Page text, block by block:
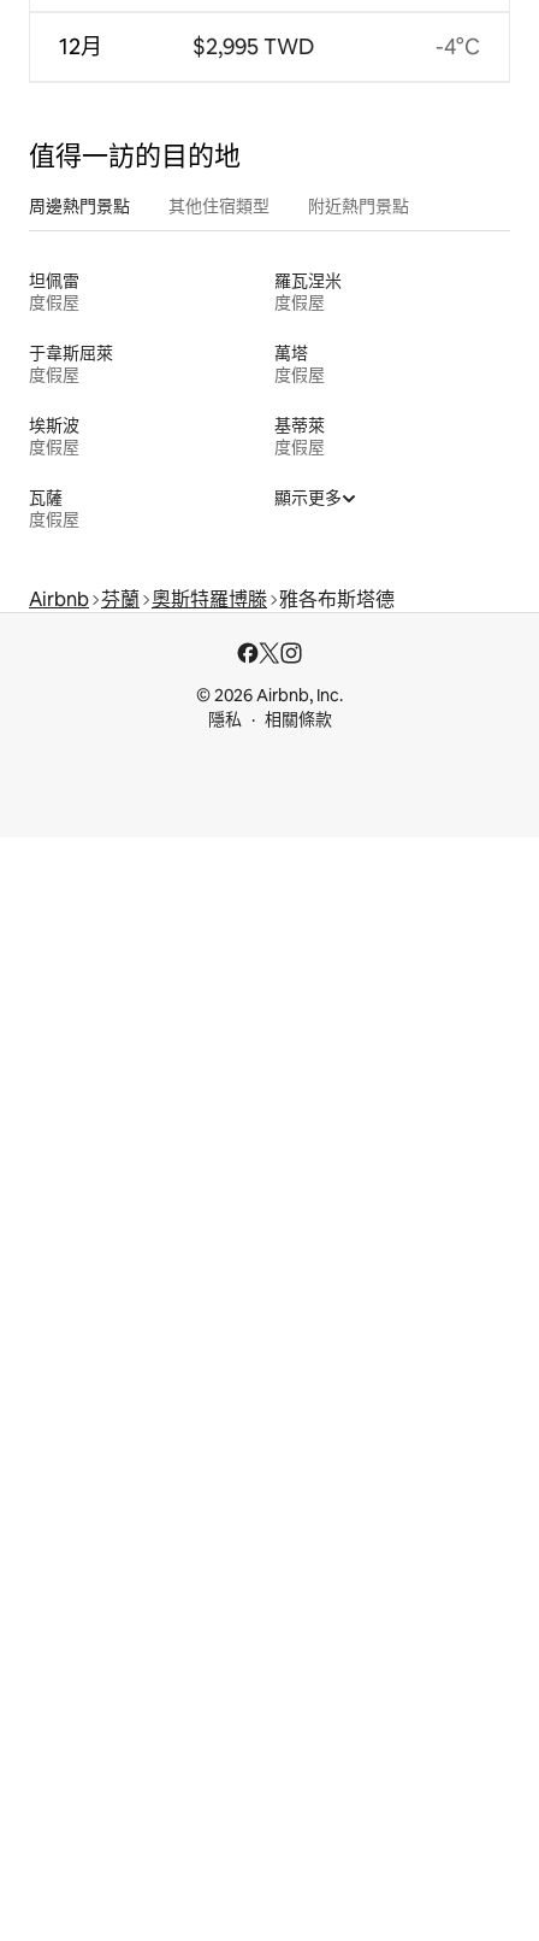
12月 $2,995 TWD -4°C
值得一訪的目的地
周邊熱門景點 其他住宿類型 附近熱門景點
坦佩雷
度假屋
羅瓦涅米
度假屋
于韋斯屈萊
度假屋
萬塔
度假屋
埃斯波
度假屋
基蒂萊
度假屋
瓦薩
度假屋
顯示更多
Airbnb 芬蘭 奧斯特羅博滕 雅各布斯塔德
© 2026 Airbnb, Inc.
隱私
相關條款